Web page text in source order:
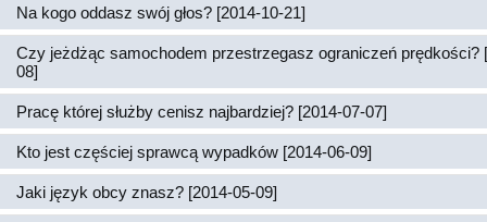
Na kogo oddasz swój głos? [2014-10-21]
Czy jeżdżąc samochodem przestrzegasz ograniczeń prędkości?
08]
Pracę której służby cenisz najbardziej? [2014-07-07]
Kto jest częściej sprawcą wypadków [2014-06-09]
Jaki język obcy znasz? [2014-05-09]